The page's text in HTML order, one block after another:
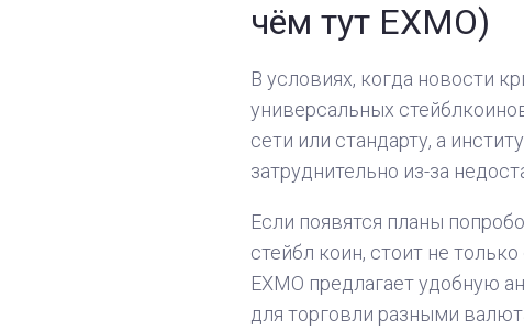
чём тут EXMO)
В условиях, когда новости
универсальных
сети или стандарту, а
затруднительно из-за
Если появятся планы
стейбл коин, стоит не
EXMO предлагает удобную
для торговли разными